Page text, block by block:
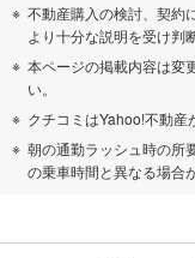
不動産購入の検討、契約
より十分な説明を受け判
本ページの掲載内容は変
い。
クチコミはYahoo!不動産
朝の通勤ラッシュ時の所
の乗車時間と異なる場合